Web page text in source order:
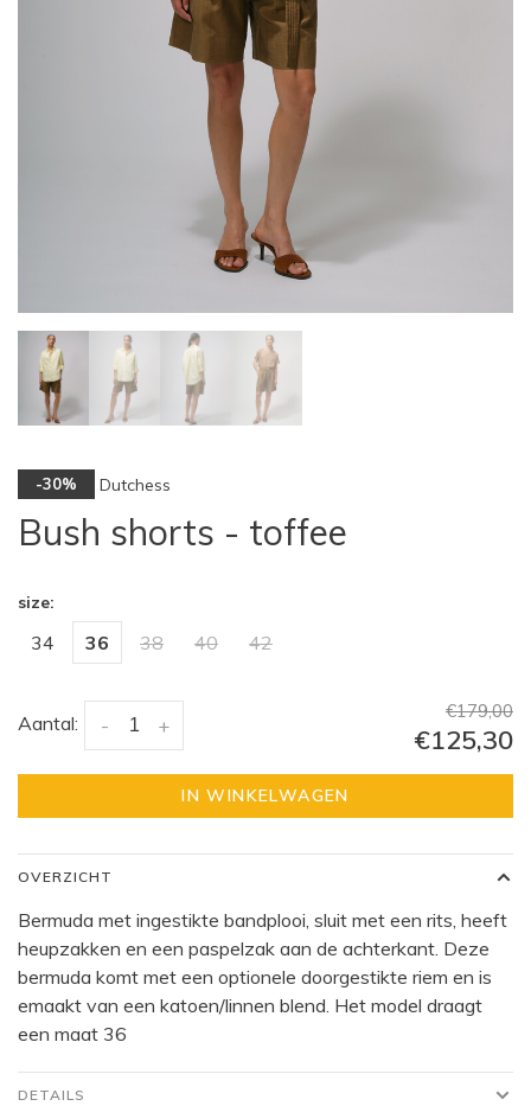
-30% Dutchess
Bush shorts - toffee
size:
34 36 38 40 42
Aantal: +
-
€179,00
€125,30
IN WINKELWAGEN
OVERZICHT
Bermuda met ingestikte bandplooi, sluit met een rits, heeft
heupzakken en een paspelzak aan de achterkant. Deze
bermuda komt met een optionele doorgestikte riem en is
emaakt van een katoen/linnen blend. Het model draagt
een maat 36
DETAILS